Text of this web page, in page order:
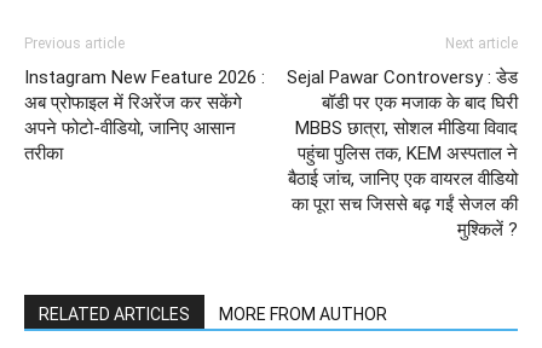
Previous article
Instagram New Feature 2026 :
अब प्रोफाइल में रिअरेंज कर सकेंगे
अपने फोटो-वीडियो, जानिए आसान
तरीका
Next article
Sejal Pawar Controversy : डेड
बॉडी पर एक मजाक के बाद घिरी
MBBS छात्रा, सोशल मीडिया विवाद
पहुंचा पुलिस तक, KEM अस्पताल ने
बैठाई जांच, जानिए एक वायरल वीडियो
का पूरा सच जिससे बढ़ गईं सेजल की
मुश्किलें ?
RELATED ARTICLES MORE FROM AUTHOR